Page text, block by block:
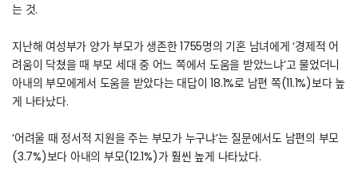
는 것.
지난해 여성부가 양가 부모가 생존한 1755명의 기혼 남녀에게 ‘경제적 어
려움이 닥쳤을 때 부모 세대 중 어느 쪽에서 도움을 받았느냐’고 물었더니
아내의 부모에게서 도움을 받았다는 대답이 18.1%로 남편 쪽(11.1%)보다 높
게 나타났다.
‘어려울 때 정서적 지원을 주는 부모가 누구냐’는 질문에서도 남편의 부모
(3.7%)보다 아내의 부모(12.1%)가 훨씬 높게 나타났다.